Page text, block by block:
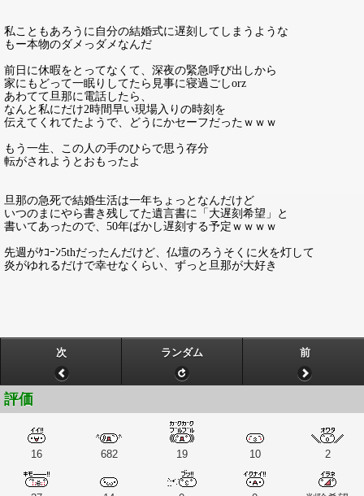
私こともあろうに自分の結婚式に遅刻してしまうような
もー本物のダメっダメなんだ
前日に休暇をとってなくて、深夜の緊急呼び出しから
家にもどって一眠りしてたら見事に寝過ごしorz
あわてて旦那に電話したら、
なんと私にだけ2時間早い現場入りの時刻を
伝えてくれてたようで、どうにかセーフだったｗｗｗ
もう一生、この人の手のひらで思う存分
転がされようとおもったよ
旦那の急死で結婚生活は一年ちょっとなんだけど
いつのまにやら書き残してた遺言書に「大遅刻希望」と
書いてあったので、50年ばかし遅刻する予定ｗｗｗｗ
先週がｹｺｰﾝ5thだったんだけど、仏壇のろうそくに火を灯して
炎がゆれるだけで幸せなくらい、ずっと旦那が大好き
次 ランダム 前
評価
16 682 19 10 2